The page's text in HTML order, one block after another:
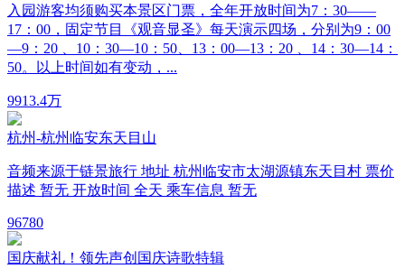
入园游客均须购买本景区门票，全年开放时间为7：30——
17：00，固定节目《观音显圣》每天演示四场，分别为9：00
—9：20 、10：30—10：50、13：00—13：20 、14：30—14：
50。以上时间如有变动，...
9913.4万
杭州-杭州临安东天目山
音频来源于链景旅行 地址 杭州临安市太湖源镇东天目村 票价
描述 暂无 开放时间 全天 乘车信息 暂无
96780
国庆献礼！领先声创国庆诗歌特辑